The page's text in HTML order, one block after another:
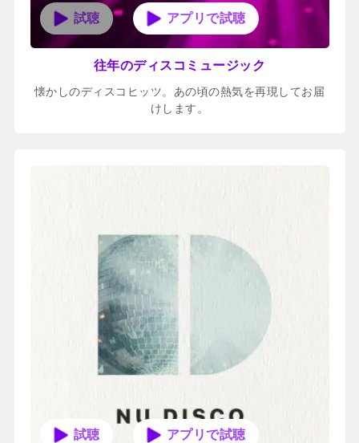
アプリで試聴
往年のディスコミュージック
懐かしのディスコヒッツ。あの頃の熱気を再現してお届
けします。
アプリで試聴